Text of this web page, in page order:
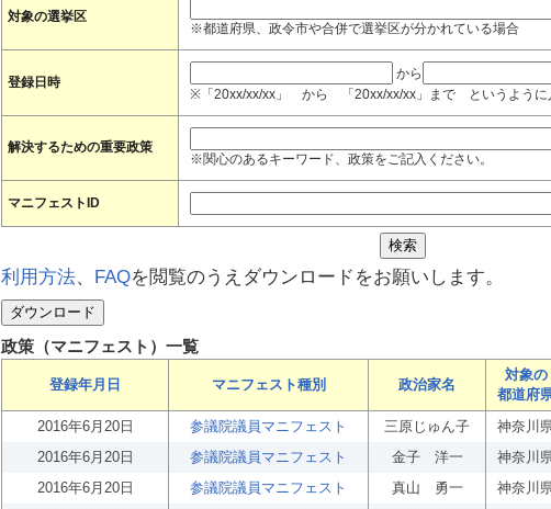
対象の選挙区
※都道府県、政令市や合併で選挙区が分かれている場合
登録日時
から
※「20xx/xx/xx」 から 「20xx/xx/xx」まで というように
解決するための重要政策
※関心のあるキーワード、政策をご記入ください。
マニフェストID
利用方法、 FAQを閲覧のうえダウンロードをお願いします。
政策（マニフェスト）一覧
登録年月日 マニフェスト種別 政治家名
対象の
都道府
2016年6月20日
参議院議員マニフェスト 三原じゅん子 神奈川
2016年6月20日
参議院議員マニフェスト 金子 洋一 神奈川
2016年6月20日
参議院議員マニフェスト 真山 勇一 神奈川